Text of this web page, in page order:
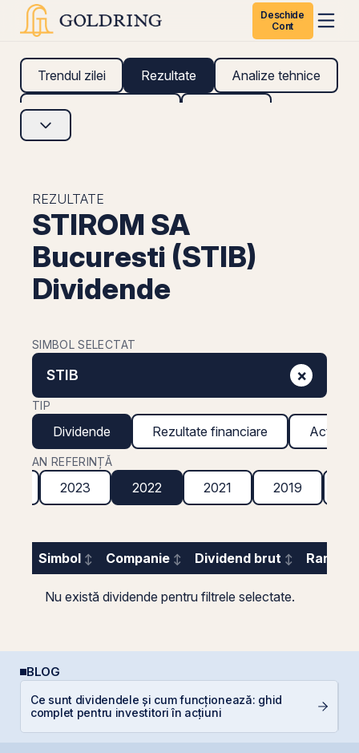
Deschide
Cont
Trendul zilei Rezultate Analize tehnice
Analize fundamentale
REZULTATE
STIROM SA
Bucuresti (STIB)
Dividende
SIMBOL SELECTAT
STIB ×
TIP
Dividende Rezultate financiare Acțiuni
AN REFERINȚĂ
2023 2022 2021 2019
Simbol Companie Dividend brut
Nu există dividende pentru filtrele selectate.
BLOG
Ce sunt dividendele și cum funcționează: ghid
complet pentru investitori în acțiuni